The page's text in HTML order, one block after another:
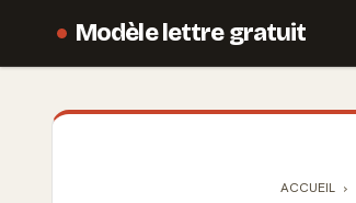
Modèle lettre gratuit
ACCUEIL